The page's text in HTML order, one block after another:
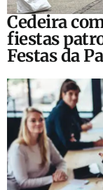
Cedeira
fiestas
Festas da